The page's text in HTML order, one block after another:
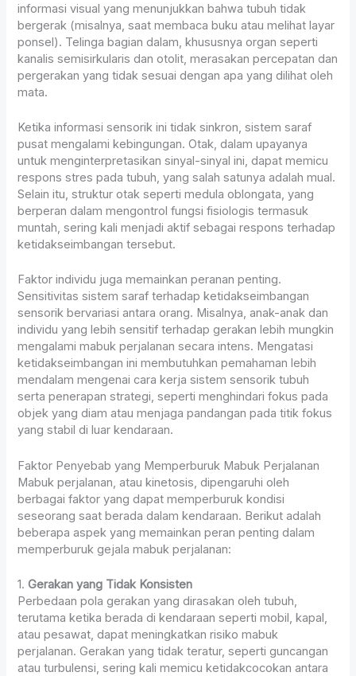
informasi visual yang menunjukkan bahwa tubuh tidak
bergerak (misalnya, saat membaca buku atau melihat layar
ponsel). Telinga bagian dalam, khususnya organ seperti
kanalis semisirkularis dan otolit, merasakan percepatan dan
pergerakan yang tidak sesuai dengan apa yang dilihat oleh
mata.
Ketika informasi sensorik ini tidak sinkron, sistem saraf
pusat mengalami kebingungan. Otak, dalam upayanya
untuk menginterpretasikan sinyal-sinyal ini, dapat memicu
respons stres pada tubuh, yang salah satunya adalah mual.
Selain itu, struktur otak seperti medula oblongata, yang
berperan dalam mengontrol fungsi fisiologis termasuk
muntah, sering kali menjadi aktif sebagai respons terhadap
ketidakseimbangan tersebut.
Faktor individu juga memainkan peranan penting.
Sensitivitas sistem saraf terhadap ketidakseimbangan
sensorik bervariasi antara orang. Misalnya, anak-anak dan
individu yang lebih sensitif terhadap gerakan lebih mungkin
mengalami mabuk perjalanan secara intens. Mengatasi
ketidakseimbangan ini membutuhkan pemahaman lebih
mendalam mengenai cara kerja sistem sensorik tubuh
serta penerapan strategi, seperti menghindari fokus pada
objek yang diam atau menjaga pandangan pada titik fokus
yang stabil di luar kendaraan.
Faktor Penyebab yang Memperburuk Mabuk Perjalanan
Mabuk perjalanan, atau kinetosis, dipengaruhi oleh
berbagai faktor yang dapat memperburuk kondisi
seseorang saat berada dalam kendaraan. Berikut adalah
beberapa aspek yang memainkan peran penting dalam
memperburuk gejala mabuk perjalanan:
1.Gerakan yang Tidak Konsisten
Perbedaan pola gerakan yang dirasakan oleh tubuh,
terutama ketika berada di kendaraan seperti mobil, kapal,
atau pesawat, dapat meningkatkan risiko mabuk
perjalanan. Gerakan yang tidak teratur, seperti guncangan
atau turbulensi, sering kali memicu ketidakcocokan antara